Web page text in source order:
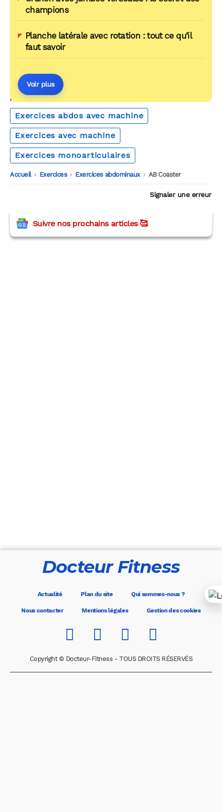
champions
Planche latérale avec rotation : tout ce qu’il
faut savoir
Voir plus
AUTOUR DU MÊME THÈME
Exercices abdos avec machine
Exercices avec machine
Exercices monoarticulaires
Accueil -
Exercices -
Exercices abdominaux -
AB Coaster
Signaler une erreur
Suivre nos prochains articles 🥰
Docteur Fitness
Actualité Plan du site Qui sommes-nous ?
Nous contacter Mentions légales Gestion des cookies
Copyright © Docteur-Fitness - TOUS DROITS RÉSERVÉS